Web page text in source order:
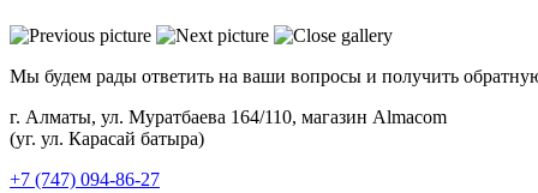
Мы будем рады ответить на ваши вопросы и получить
г. Алматы, ул. Муратбаева 164/110, магазин Almacom
(уг. ул. Карасай батыра)
+7 (747) 094-86-27